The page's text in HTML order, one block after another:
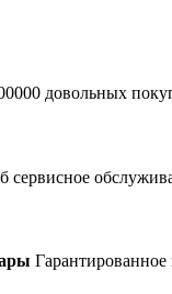
довольных
сервисное
Гарантированное